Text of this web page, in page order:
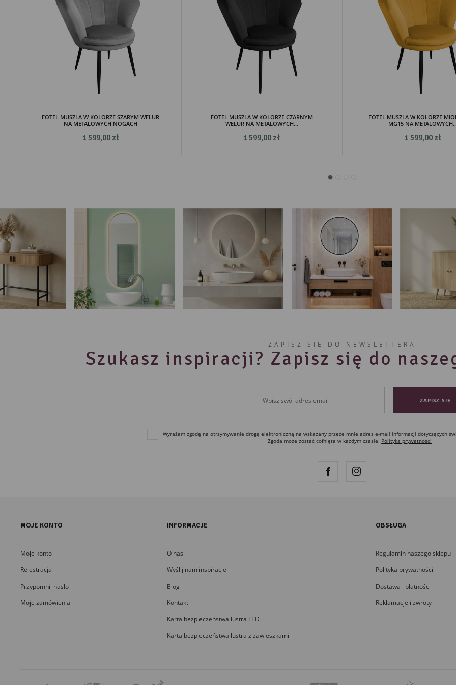
KONSTRUKCJA
STELAŻA
bukowe
WYKONANIE
drewno
FOTEL MUSZLA W KOLORZE SZARYM WELUR
NA METALOWYCH NOGACH
1 599,00 zł
FOTEL MUSZLA W KOLORZE CZARNYM
WELUR NA METALOWYCH...
1 599,00 zł
FOTEL MUSZLA W KOLORZE
MG15 NA
1 599,00 zł
ZAPISZ SIĘ DO NEWSLETTERA
Szukasz inspiracji? Zapisz się do
Wyrażam zgodę na otrzymywanie drogą elektroniczną na wskazany przeze mnie adres e-mail informacji dotyczących
Zgoda może zostać cofnięta w każdym czasie. Polityka prywatności
MOJE KONTO
Moje konto
Rejestracja
Przypomnij hasło
Moje zamówienia
INFORMACJE
O nas
Wyślij nam inspiracje
Blog
Kontakt
Karta bezpieczeństwa lustra LED
Karta bezpieczeństwa lustra z zawieszkami
OBSŁUGA
Regulamin naszego sklepu
Polityka prywatności
Dostawa i płatności
Reklamacje i zwroty
Promocyjne pliki cookies służą do prezentowania Ci naszych komunikatów na podstawie analizy
Twoich upodobań oraz Twoich zwyczajów dotyczących przeglądanej witryny internetowej. Treści
promocyjne mogą pojawić się na stronach podmiotów trzecich lub firm będących naszymi
partnerami oraz innych dostawców usług. Firmy te działają w charakterze pośredników
prezentujących nasze treści w postaci wiadomości, ofert, komunikatów mediów